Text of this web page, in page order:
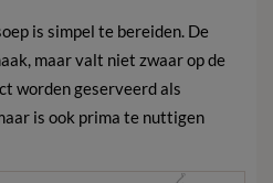
is simpel te bereiden. De
maar valt niet zwaar op de
worden geserveerd als
is ook prima te nuttigen